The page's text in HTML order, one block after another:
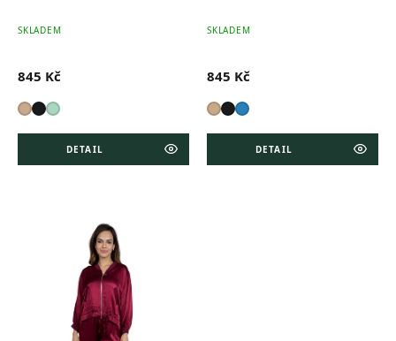
SKLADEM
845 Kč
DETAIL
SKLADEM
845 Kč
DETAIL